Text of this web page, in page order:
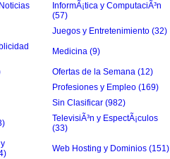
InformÃ¡tica y ComputaciÃ³n
(57)
Juegos y Entretenimiento (32)
Medicina (9)
Ofertas de la Semana (12)
Profesiones y Empleo (169)
Sin Clasificar (982)
TelevisiÃ³n y EspectÃ¡culos
(33)
Web Hosting y Dominios (151)